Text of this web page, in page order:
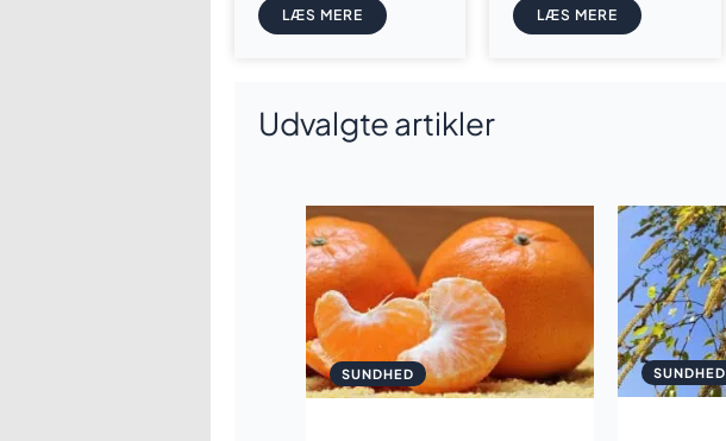
LÆS MERE LÆS MERE
Udvalgte artikler
SUNDHED SUNDHED